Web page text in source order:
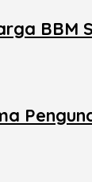
BBM